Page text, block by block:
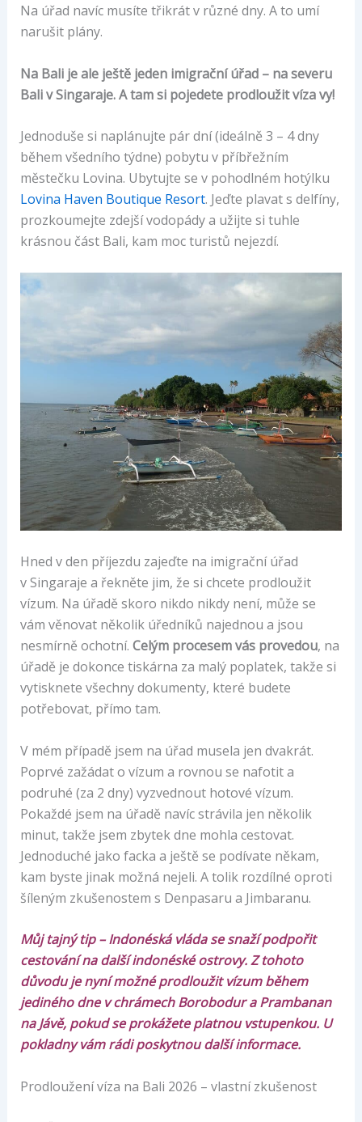
Na úřad navíc musíte třikrát v různé dny. A to umí
narušit plány.
Na Bali je ale ještě jeden imigrační úřad – na severu
Bali v Singaraje. A tam si pojedete prodloužit víza vy!
Jednoduše si naplánujte pár dní (ideálně 3 – 4 dny
během všedního týdne) pobytu v příbřežním
městečku Lovina. Ubytujte se v pohodlném hotýlku
Lovina Haven Boutique Resort. Jeďte plavat s delfíny,
prozkoumejte zdejší vodopády a užijte si tuhle
krásnou část Bali, kam moc turistů nejezdí.
Hned v den příjezdu zajeďte na imigrační úřad
v Singaraje a řekněte jim, že si chcete prodloužit
vízum. Na úřadě skoro nikdo nikdy není, může se
vám věnovat několik úředníků najednou a jsou
nesmírně ochotní. Celým procesem vás provedou, na
úřadě je dokonce tiskárna za malý poplatek, takže si
vytisknete všechny dokumenty, které budete
potřebovat, přímo tam.
V mém případě jsem na úřad musela jen dvakrát.
Poprvé zažádat o vízum a rovnou se nafotit a
podruhé (za 2 dny) vyzvednout hotové vízum.
Pokaždé jsem na úřadě navíc strávila jen několik
minut, takže jsem zbytek dne mohla cestovat.
Jednoduché jako facka a ještě se podívate někam,
kam byste jinak možná nejeli. A tolik rozdílné oproti
šíleným zkušenostem s Denpasaru a Jimbaranu.
Můj tajný tip – Indonéská vláda se snaží podpořit
cestování na další indonéské ostrovy. Z tohoto
důvodu je nyní možné prodloužit vízum během
jediného dne v chrámech Borobodur a Prambanan
na Jávě, pokud se prokážete platnou vstupenkou. U
pokladny vám rádi poskytnou další informace.
Prodloužení víza na Bali 2026 – vlastní zkušenost